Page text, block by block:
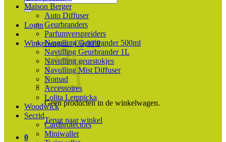
naar:
Login
Winkelwagen /€0,00 0
Geen producten in de winkelwagen.
Terug naar winkel
0
Maison Berger
Auto Diffuser
Geurbranders
Parfumverspreiders
Navulling Geurbrander 500ml
Navulling Geurbrander 1L
Navulling geurstokjes
Navulling Mist Diffuser
Nomad
Accessoires
Lolita Lempicka
Woodwick
Secrid
Cardprotectors
Miniwallet